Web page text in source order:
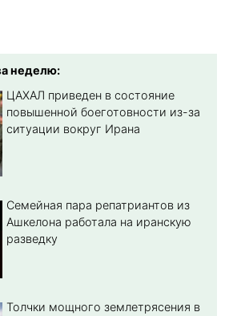
неделю:
ЦАХАЛ приведен в состояние
повышенной боеготовности из-за
ситуации вокруг Ирана
Семейная пара репатриантов из
Ашкелона работала на иранскую
разведку
Толчки мощного землетрясения в